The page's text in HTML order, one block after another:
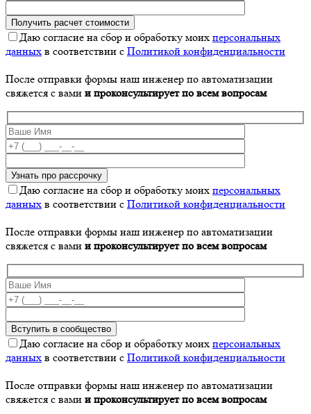
Даю согласие на сбор и обработку моих персональных
данных в соответствии с Политикой конфиденциальности
После отправки формы наш инженер по автоматизации
свяжется с вами и проконсультирует по всем вопросам
Даю согласие на сбор и обработку моих персональных
данных в соответствии с Политикой конфиденциальности
После отправки формы наш инженер по автоматизации
свяжется с вами и проконсультирует по всем вопросам
Даю согласие на сбор и обработку моих персональных
данных в соответствии с Политикой конфиденциальности
После отправки формы наш инженер по автоматизации
свяжется с вами и проконсультирует по всем вопросам